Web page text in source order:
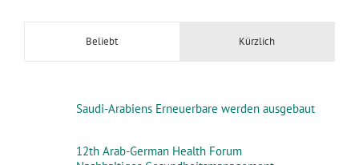
Beliebt Kürzlich
Saudi-Arabiens Erneuerbare werden ausgebaut
12th Arab-German Health Forum